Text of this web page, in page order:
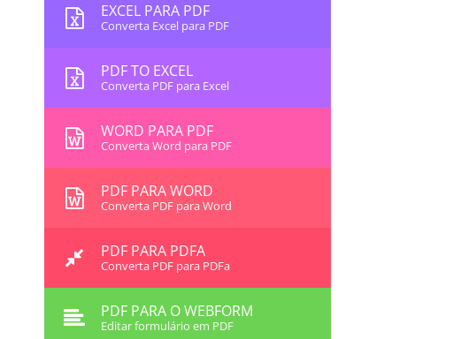
EXCEL PARA PDF
Converta Excel para PDF
PDF TO EXCEL
Converta PDF para Excel
WORD PARA PDF
Converta Word para PDF
PDF PARA WORD
Converta PDF para Word
PDF PARA PDFA
Converta PDF para PDFa
PDF PARA O WEBFORM
Editar formulário em PDF